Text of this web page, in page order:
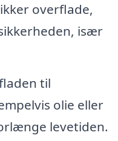
overflade,
især
til
olie eller
levetiden.